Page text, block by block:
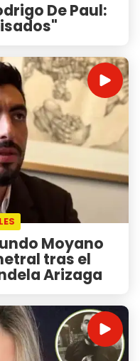
De Paul:
Moyano
tras el
Arizaga